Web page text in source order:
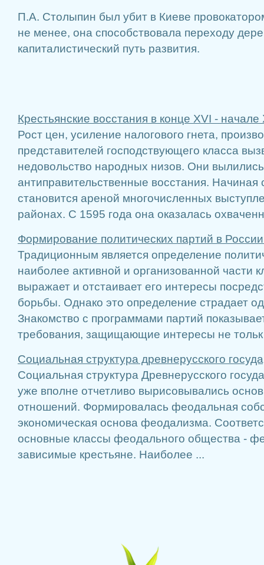
П.А. Столыпин был убит в Киеве
не менее, она способствовала переходу
капиталистический путь развития.
Крестьянские восстания в конце XVI - начале
Рост цен, усиление налогового гнета,
представителей господствующего класса
недовольство народных низов. Они
антиправительственные восстания. Начиная
становится ареной многочисленных
районах. С 1595 года она оказалась
Формирование политических партий в
Традиционным является определение
наиболее активной и организованной части
выражает и отстаивает его интересы
борьбы. Однако это определение страдает
Знакомство с программами партий
требования, защищающие интересы не тольк
Социальная структура древнерусского
Социальная структура Древнерусского
уже вполне отчетливо вырисовывались
отношений. Формировалась феодальная
экономическая основа феодализма.
основные классы феодального общества -
зависимые крестьяне. Наиболее ...